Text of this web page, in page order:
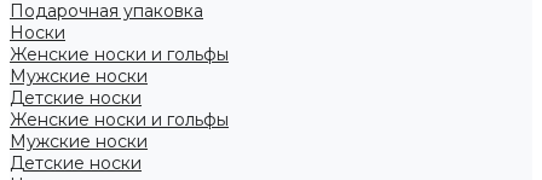
Подарочная упаковка
Носки
Женские носки и гольфы
Мужские носки
Детские носки
Женские носки и гольфы
Мужские носки
Детские носки